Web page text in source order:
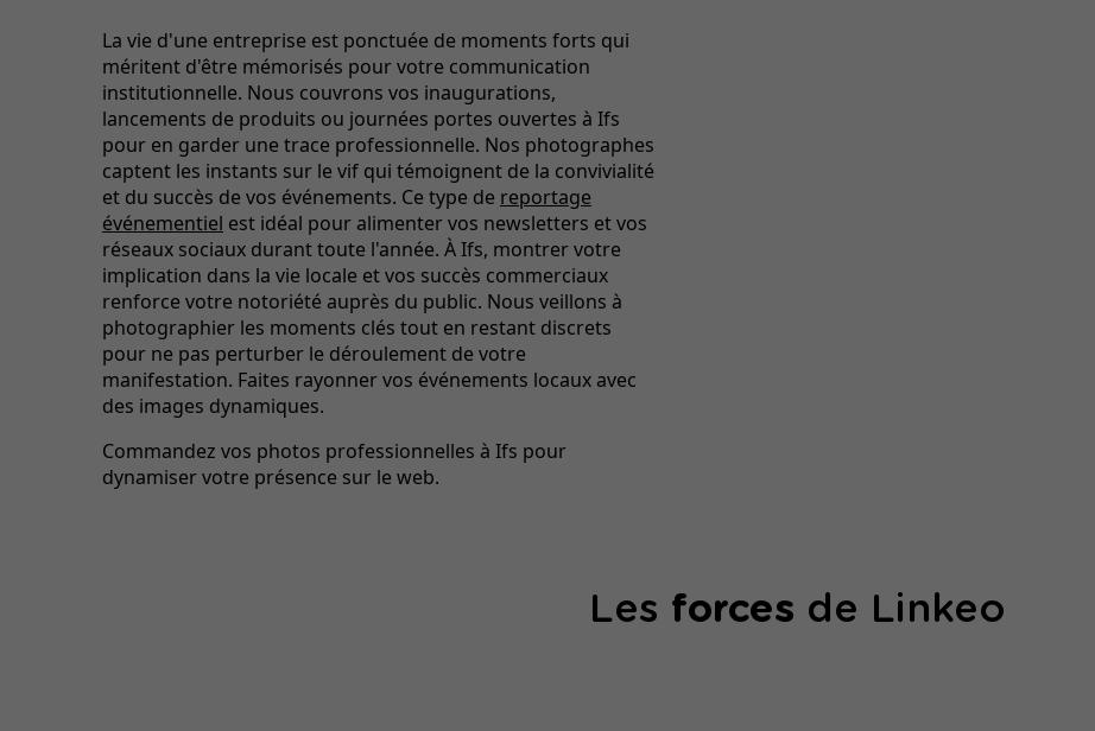
La vie d'une entreprise est ponctuée de moments forts qui
méritent d'être mémorisés pour votre communication
institutionnelle. Nous couvrons vos inaugurations,
lancements de produits ou journées portes ouvertes à Ifs
pour en garder une trace professionnelle. Nos photographes
captent les instants sur le vif qui témoignent de la convivialité
et du succès de vos événements. Ce type de reportage
événementiel est idéal pour alimenter vos newsletters et vos
réseaux sociaux durant toute l'année. À Ifs, montrer votre
implication dans la vie locale et vos succès commerciaux
renforce votre notoriété auprès du public. Nous veillons à
photographier les moments clés tout en restant discrets
pour ne pas perturber le déroulement de votre
manifestation. Faites rayonner vos événements locaux avec
des images dynamiques.
Commandez vos photos professionnelles à Ifs pour
dynamiser votre présence sur le web.
Les forces de Linkeo